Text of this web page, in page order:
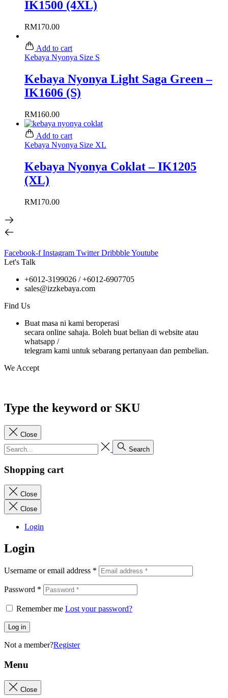
IK1500 (4XL)
RM170.00
Add to cart
Kebaya Nyonya Size S
Kebaya Nyonya Light Saga Green –
IK1606 (S)
RM160.00
Add to cart
Kebaya Nyonya Size XL
Kebaya Nyonya Coklat – IK1205
(XL)
RM170.00
Facebook-f Instagram Twitter DribbbleYoutube
Let's Talk
+6012-3199026 / +6012-6907705
sales@izzkebaya.com
Find Us
Buat masa ni kami beroperasi
secara online sahaja. Boleh buat belian di website atau
whatsapp /
telegram kami untuk sebarang pertanyaan dan pembelian.
We Accept
Type the keyword or SKU
Close
Search
Shopping cart
Close
Close
Login
Login
Username or email address *
Password *
Remember me Lost your password?
Log in
Not a member?Register
Menu
Close